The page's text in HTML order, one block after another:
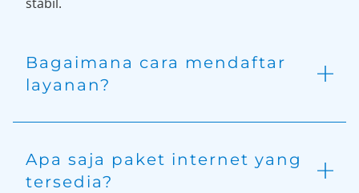
Bagaimana cara mendaftar
layanan?
Apa saja paket internet yang
tersedia?